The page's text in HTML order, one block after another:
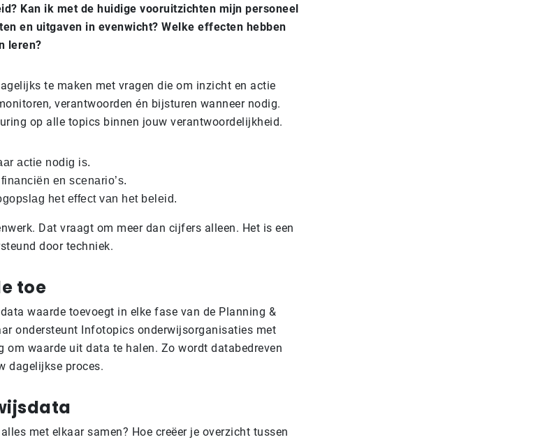
Kan ik met de huidige vooruitzichten mijn personeel
en uitgaven in evenwicht? Welke effecten hebben
leren?
te maken met vragen die om inzicht en actie
verantwoorden én bijsturen wanneer nodig.
op alle topics binnen jouw verantwoordelijkheid.
actie nodig is.
en scenario’s.
het effect van het beleid.
Dat vraagt om meer dan cijfers alleen. Het is een
door techniek.
toe
waarde toevoegt in elke fase van de Planning &
ondersteunt Infotopics onderwijsorganisaties met
om waarde uit data te halen. Zo wordt databedreven
dagelijkse proces.
met elkaar samen? Hoe creëer je overzicht tussen